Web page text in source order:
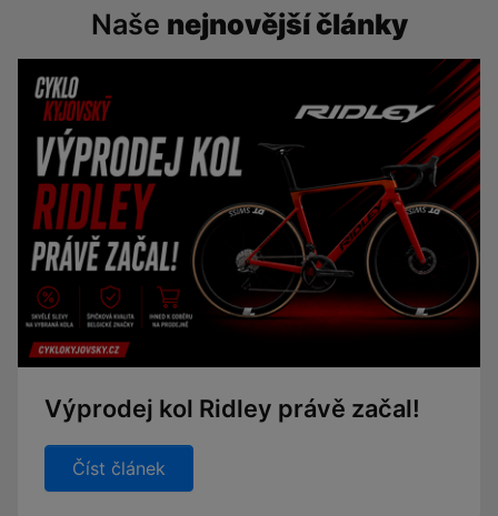
Naše nejnovější články
Výprodej kol Ridley právě začal!
Číst článek